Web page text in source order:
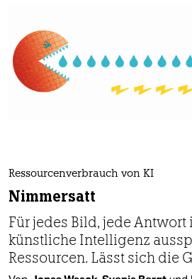
Ressourcenverbrauch von KI
Nimmersatt
Für jedes Bild, jede Antwort
künstliche Intelligenz
Ressourcen. Lässt sich die